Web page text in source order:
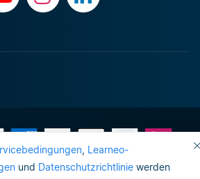
, Learneo-
und Datenschutzrichtlinie werden